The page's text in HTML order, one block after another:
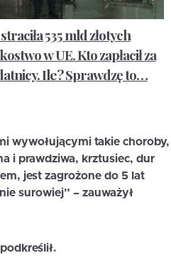
535 mld złotych
w UE. Kto zapłacił za
Ile? Sprawdzę to…
wywołującymi takie choroby,
i prawdziwa, krztusiec, dur
jest zagrożone do 5 lat
surowiej” – zauważył